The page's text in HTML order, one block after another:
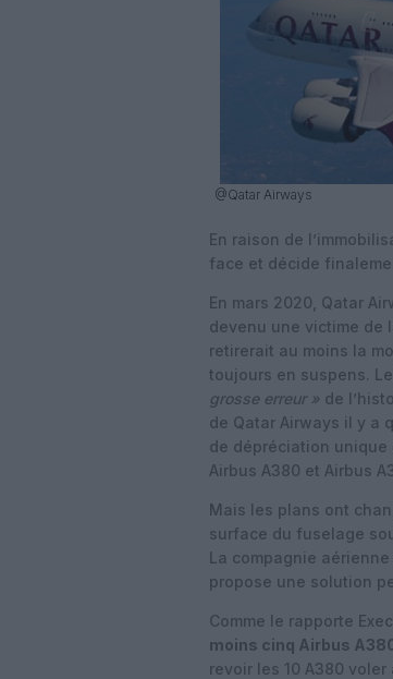
@Qatar Airways
En raison de
face et décide
En mars 2020, Qatar
devenu une victime de
retirerait au moins la
toujours en suspens.
grosse erreur » de
de Qatar Airways il y a
de dépréciation unique
Airbus A380 et Airbus
Mais les plans ont
surface du fuselage
La compagnie aérienne
propose une solution
Comme le rapporte
moins cinq Airbus
revoir les 10 A380 voler